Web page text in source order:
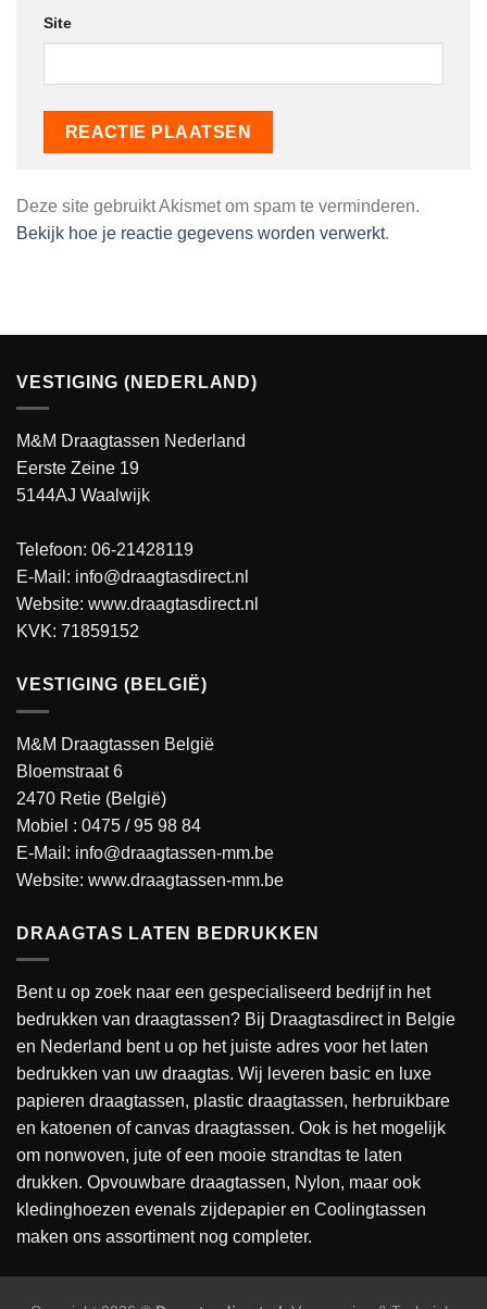
Site
Deze site gebruikt Akismet om spam te verminderen.
Bekijk hoe je reactie gegevens worden verwerkt.
VESTIGING (NEDERLAND)
M&M Draagtassen Nederland
Eerste Zeine 19
5144AJ Waalwijk
Telefoon: 06-21428119
E-Mail: info@draagtasdirect.nl
Website: www.draagtasdirect.nl
KVK: 71859152
VESTIGING (BELGIË)
M&M Draagtassen België
Bloemstraat 6
2470 Retie (België)
Mobiel : 0475 / 95 98 84
E-Mail: info@draagtassen-mm.be
Website: www.draagtassen-mm.be
DRAAGTAS LATEN BEDRUKKEN
Bent u op zoek naar een gespecialiseerd bedrijf in het
bedrukken van draagtassen? Bij Draagtasdirect in Belgie
en Nederland bent u op het juiste adres voor het laten
bedrukken van uw draagtas. Wij leveren basic en luxe
papieren draagtassen, plastic draagtassen, herbruikbare
en katoenen of canvas draagtassen. Ook is het mogelijk
om nonwoven, jute of een mooie strandtas te laten
drukken. Opvouwbare draagtassen, Nylon, maar ook
kledinghoezen evenals zijdepapier en Coolingtassen
maken ons assortiment nog completer.